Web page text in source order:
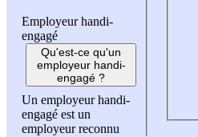
Employeur handi-
engagé
Qu'est-ce qu'un
employeur handi-
engagé ?
Un employeur handi-
engagé est un
employeur reconnu